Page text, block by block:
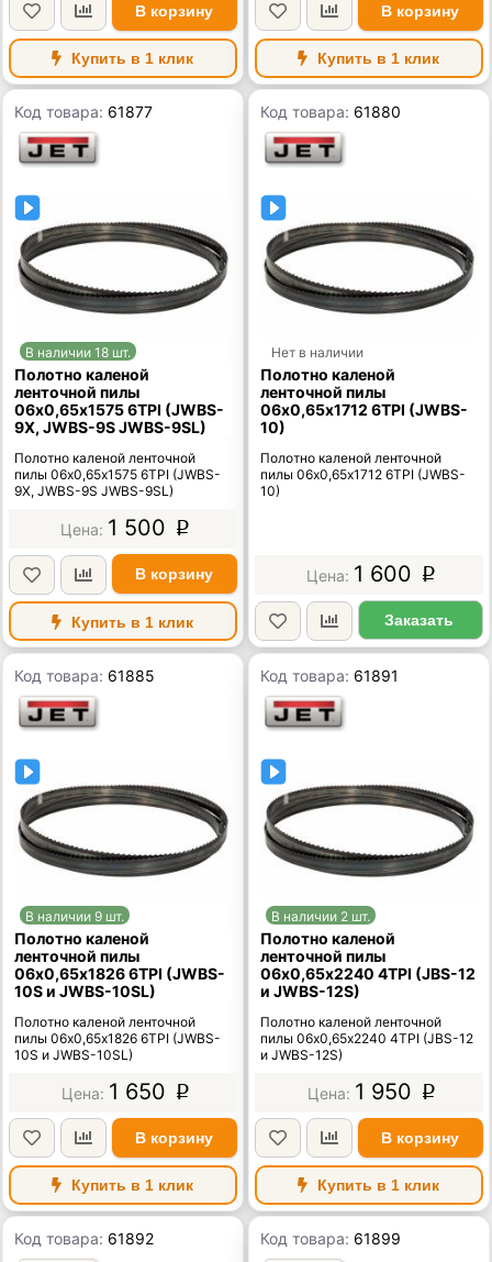
В корзину
Купить в 1 клик
В корзину
Купить в 1 клик
Код товара: 61877
В наличии 18 шт.
Полотно каленой
ленточной пилы
06х0,65х1575 6TPI (JWBS-
9X, JWBS-9S JWBS-9SL)
Полотно каленой ленточной
пилы 06х0,65х1575 6TPI (JWBS-
9X, JWBS-9S JWBS-9SL)
1 500 p
В корзину
Купить в 1 клик
Код товара: 61880
Нет в наличии
Полотно каленой
ленточной пилы
06х0,65х1712 6TPI (JWBS-
10)
Полотно каленой ленточной
пилы 06х0,65х1712 6TPI (JWBS-
10)
1 600 p
Заказать
Код товара: 61885
В наличии 9 шт.
Полотно каленой
ленточной пилы
06х0,65х1826 6TPI (JWBS-
10S и JWBS-10SL)
Полотно каленой ленточной
пилы 06х0,65х1826 6TPI (JWBS-
10S и JWBS-10SL)
1 650 p
В корзину
Купить в 1 клик
Код товара: 61891
В наличии 2 шт.
Полотно каленой
ленточной пилы
06х0,65х2240 4TPI (JBS-12
и JWBS-12S)
Полотно каленой ленточной
пилы 06х0,65х2240 4TPI (JBS-12
и JWBS-12S)
1 950 p
В корзину
Купить в 1 клик
Код товара: 61892 Код товара: 61899